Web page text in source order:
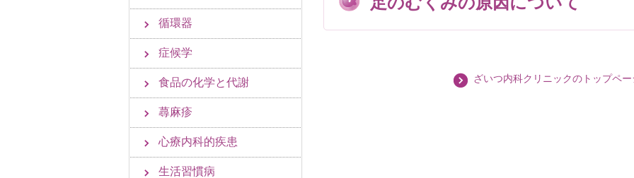
ざいつ内科クリニックのトップペ
循環器
症候学
食品の化学と代謝
蕁麻疹
心療内科的疾患
生活習慣病